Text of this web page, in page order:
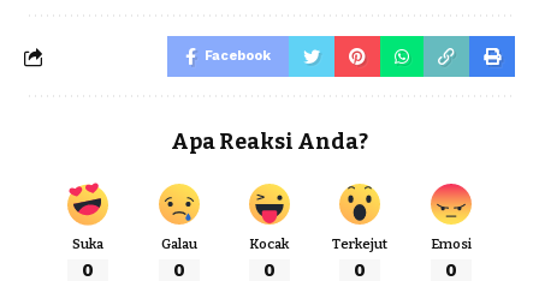
Facebook
Apa Reaksi Anda?
Suka
0
Galau
0
Kocak
0
Terkejut
0
Emosi
0